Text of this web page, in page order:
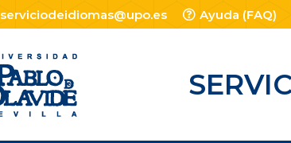
serviciodeidiomas@upo.es Ayuda (FAQ)